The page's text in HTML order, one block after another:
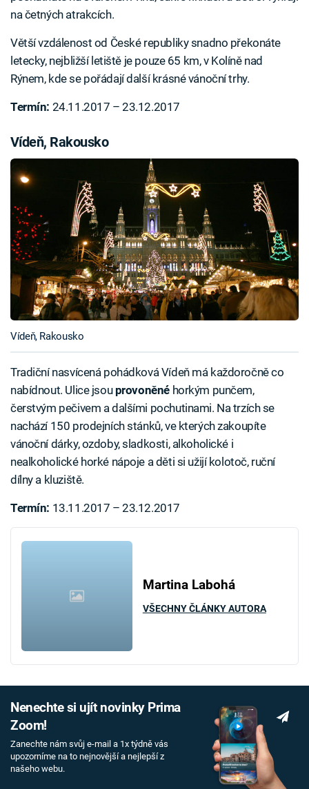
na četných atrakcích.
Větší vzdálenost od České republiky snadno překonáte
letecky, nejbližší letiště je pouze 65 km, v Kolíně nad
Rýnem, kde se pořádají další krásné vánoční trhy.
Termín: 24.11.2017 – 23.12.2017
Vídeň, Rakousko
Vídeň, Rakousko
Tradiční nasvícená pohádková Vídeň má každoročně co
nabídnout. Ulice jsou provoněnéhorkým punčem,
čerstvým pečivem a dalšími pochutinami. Na trzích se
nachází 150 prodejních stánků, ve kterých zakoupíte
vánoční dárky, ozdoby, sladkosti, alkoholické i
nealkoholické horké nápoje a děti si užijí kolotoč, ruční
dílny a kluziště.
Termín: 13.11.2017 – 23.12.2017
Martina Labohá
VŠECHNY ČLÁNKY AUTORA
Nenechte si ujít novinky Prima
Zoom!
Zanechte nám svůj e-mail a 1x týdně vás
upozorníme na to nejnovější a nejlepší z
našeho webu.